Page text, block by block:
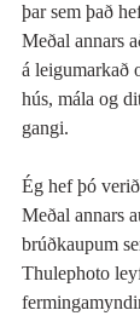
þar sem það
Meðal annars
á leigumarkað
hús, mála og
gangi.
Ég hef þó
Meðal annars
brúðkaupum
Thulephoto